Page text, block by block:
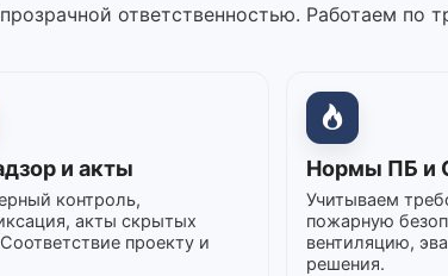
ответственностью. Работаем по
и акты
контроль,
акты скрытых
проекту и
Нормы ПБ и
Учитываем
пожарную
вентиляцию,
решения.